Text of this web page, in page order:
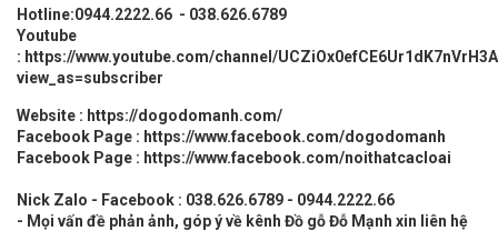
Hotline:0944.2222.66 - 038.626.6789
Youtube
: https://www.youtube.com/channel/
view_as=subscriber
Website : https://dogodomanh.com/
Facebook Page : https://www.facebook.com/dogodomanh
Facebook Page : https://www.facebook.com/noithatcacloai
Nick Zalo - Facebook : 038.626.6789 - 0944.2222.66
- Mọi vấn đề phản ảnh, góp ý về kênh Đồ gỗ Đỗ Mạnh xin liên hệ